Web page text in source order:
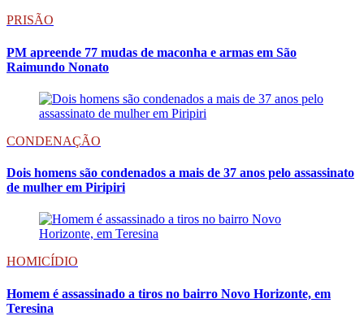
PRISÃO
PM apreende 77 mudas de maconha e armas em São
Raimundo Nonato
CONDENAÇÃO
Dois homens são condenados a mais de 37 anos pelo assassinato
de mulher em Piripiri
HOMICÍDIO
Homem é assassinado a tiros no bairro Novo Horizonte, em
Teresina